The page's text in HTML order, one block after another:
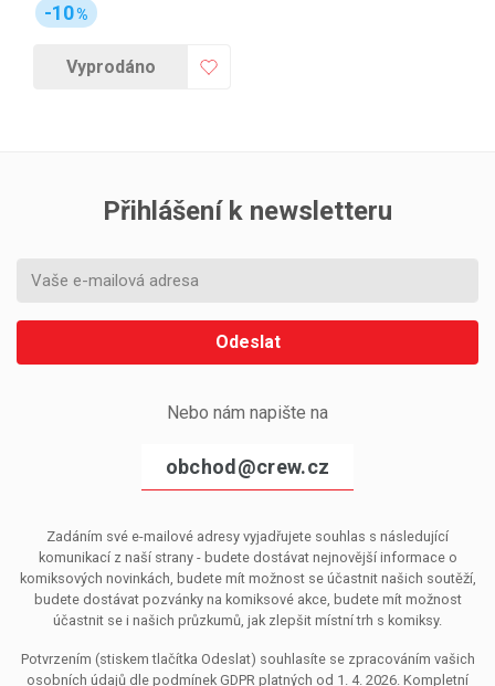
-10%
Vyprodáno
Přihlášení k newsletteru
Odeslat
Nebo nám napište na
obchod@crew.cz
Zadáním své e-mailové adresy vyjadřujete souhlas s následující
komunikací z naší strany - budete dostávat nejnovější informace o
komiksových novinkách, budete mít možnost se účastnit našich soutěží,
budete dostávat pozvánky na komiksové akce, budete mít možnost
účastnit se i našich průzkumů, jak zlepšit místní trh s komiksy.
Potvrzením (stiskem tlačítka Odeslat) souhlasíte se zpracováním vašich
osobních údajů dle podmínek GDPR platných od 1. 4. 2026. Kompletní